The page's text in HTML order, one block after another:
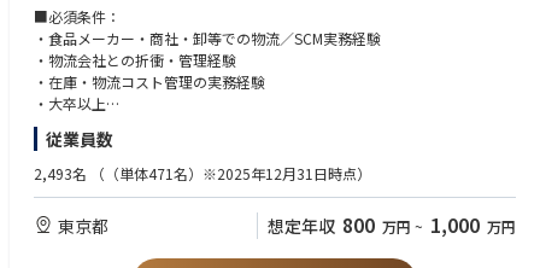
■当業務の魅力点・応募者にとってのベネフィット
本ポジションは、当社グループの輸出取引が関連法令を遵守し円滑に遂行
されることを確保し、社会的信頼の維持・向上に直結する重要な役割を担
います。地域本社・グループ本社を通じて全子会社の体制強化、監査によ
る改善を促し、輸出管理強化ツールの導入を図ることでコンプライアンス
の実効性を高め、企業価値の向上に直接貢献するポジションです。
■TDKについて
同社は日本・東京工業大学発の企業として誕生、今やグローバル企業とし
て業界をリードしています。ＴＤＫ株式会社では創業時から材料そのもの
から開発、生産するモノづくり力を強化し成長してきました。
■職務内容
・国内外の物流・在庫・需給管理
・3PL・倉庫・運送会社等との折衝・管理
・物流コスト・在庫の分析および改善
・新商品・新規取引における物流スキームの構築
・物流業務の標準化・DX推進等
■必須条件：
・食品メーカー・商社・卸等での物流／SCM実務経験
・物流会社との折衝・管理経験
・在庫・物流コスト管理の実務経験
・大卒以上
■歓迎条件：
・冷凍・冷蔵食品の物流経験
・物流システムの導入・改善経験
・物流拠点・3PLの選定、再編経験
・英語力 TOEIC650点程度
従業員数
2,493名 （（単体471名）※2025年12月31日時点）
東京都 想定年収 800 万円 ~ 1,000 万円